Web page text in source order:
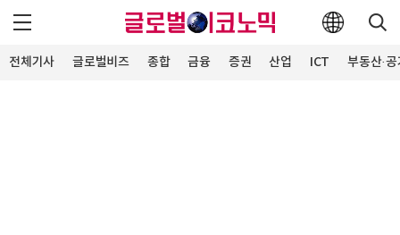
전체기사 글로벌비즈 종합 금융 증권 산업 ICT 부동산·